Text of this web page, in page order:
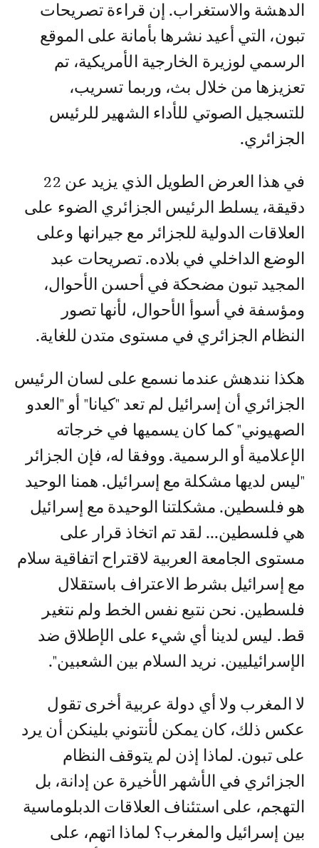
الدهشة والاستغراب. إن قراءة تصريحات
تبون، التي أعيد نشرها بأمانة على الموقع
الرسمي لوزيرة الخارجية الأمريكية، تم
تعزيزها من خلال بث، وربما تسريب،
للتسجيل الصوتي للأداء الشهير للرئيس
الجزائري.
في هذا العرض الطويل الذي يزيد عن 22
دقيقة، يسلط الرئيس الجزائري الضوء على
العلاقات الدولية للجزائر مع جيرانها وعلى
الوضع الداخلي في بلاده. تصريحات عبد
المجيد تبون مضحكة في أحسن الأحوال،
ومؤسفة في أسوأ الأحوال، لأنها تصور
النظام الجزائري في مستوى متدن للغاية.
هكذا نندهش عندما نسمع على لسان الرئيس
الجزائري أن إسرائيل لم تعد "كيانا" أو "العدو
الصهيوني" كما كان يسميها في خرجاته
الإعلامية أو الرسمية. ووفقا له، فإن الجزائر
"ليس لديها مشكلة مع إسرائيل. همنا الوحيد
هو فلسطين. مشكلتنا الوحيدة مع إسرائيل
هي فلسطين... لقد تم اتخاذ قرار على
مستوى الجامعة العربية لاقتراح اتفاقية سلام
مع إسرائيل بشرط الاعتراف باستقلال
فلسطين. نحن نتبع نفس الخط ولم نتغير
قط. ليس لدينا أي شيء على الإطلاق ضد
الإسرائيليين. نريد السلام بين الشعبين".
لا المغرب ولا أي دولة عربية أخرى تقول
عكس ذلك، كان يمكن لأنتوني بلينكن أن يرد
على تبون. لماذا إذن لم يتوقف النظام
الجزائري في الأشهر الأخيرة عن إدانة، بل
التهجم، على استئناف العلاقات الدبلوماسية
بين إسرائيل والمغرب؟ لماذا اتهم، على